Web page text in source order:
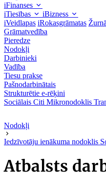
iFinanses
iTiesības
iBizness
iVeidlapas iRokasgrāmatas
Grāmatvedība
Pieredze
Nodokļi
Darbinieki
Vadība
Tiesu prakse
Pašnodarbinātais
Strukturētie e-rēķini
Sociālais Citi Mikronodoklis
Nodokļi
Iedzīvotāju ienākuma nodoklis
Atbalsts